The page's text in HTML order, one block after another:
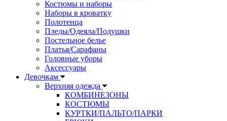
Костюмы и наборы
Наборы в кроватку
Полотенца
Пледы/Одеяла/Подушки
Постельное белье
Платья/Сарафаны
Головные уборы
Аксессуары
Девочкам
Верхняя одежда
КОМБИНЕЗОНЫ
КОСТЮМЫ
КУРТКИ/ПАЛЬТО/ПАРКИ